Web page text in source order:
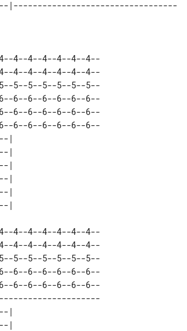
|----------------------------------
4--4--4--4--4--4--
4--4--4--4--4--4--
5--5--5--5--5--5--
6--6--6--6--6--6--
6--6--6--6--6--6--
6--6--6--6--6--6--
|
|
|
|
|
4--4--4--4--4--4--
4--4--4--4--4--4--
5--5--5--5--5--5--
6--6--6--6--6--6--
6--6--6--6--6--6--
|
|